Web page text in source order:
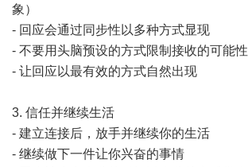
象）
- 回应会通过同步性以多种方式显现
- 不要用头脑预设的方式限制接收的可能性
- 让回应以最有效的方式自然出现
3. 信任并继续生活
- 建立连接后，放手并继续你的生活
- 继续做下一件让你兴奋的事情